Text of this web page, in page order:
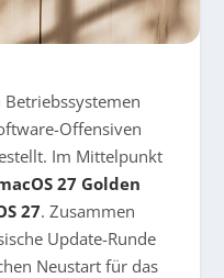
Offensiven
Im Mittelpunkt
27 Golden
27. Zusammen
Update-Runde
Neustart für das